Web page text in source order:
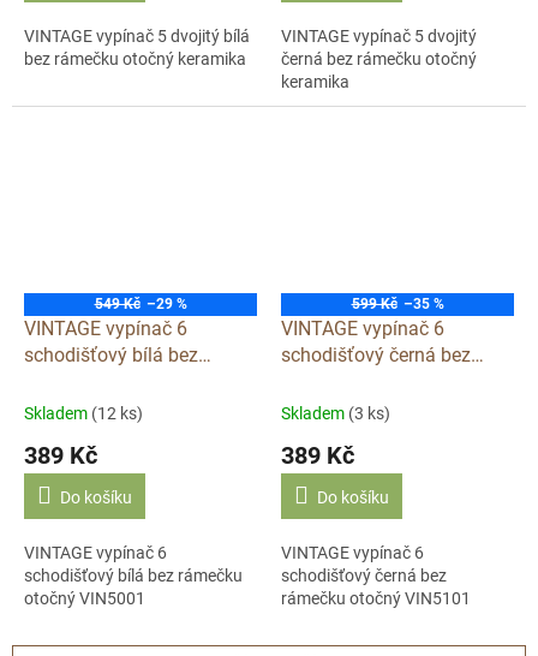
VINTAGE vypínač 5 dvojitý bílá
bez rámečku otočný keramika
VINTAGE vypínač 5 dvojitý
černá bez rámečku otočný
keramika
549 Kč –29 %
VINTAGE vypínač 6
schodišťový bílá bez
keramika R110AX VIN5001
Skladem (12 ks)
389 Kč
Do košíku
VINTAGE vypínač 6
schodišťový bílá bez rámečku
otočný VIN5001
599 Kč –35 %
VINTAGE vypínač 6
schodišťový černá bez
keramika R110AX VIN5101
Skladem (3 ks)
389 Kč
Do košíku
VINTAGE vypínač 6
schodišťový černá bez
rámečku otočný VIN5101